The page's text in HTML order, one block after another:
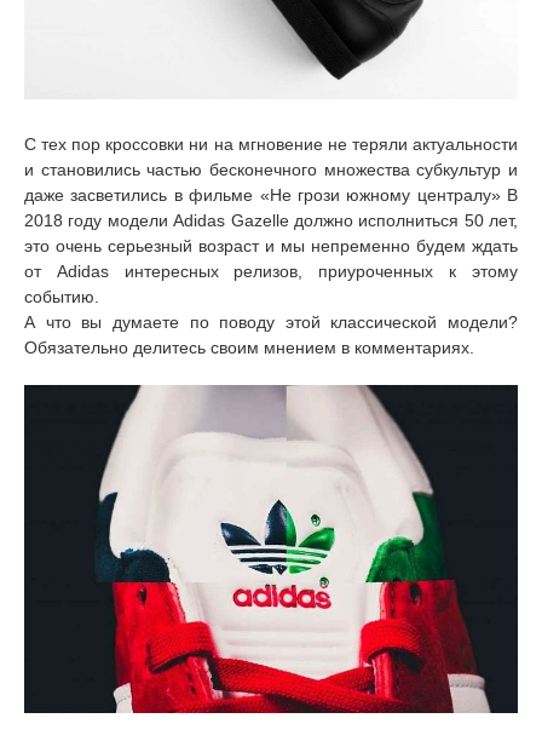
С тех пор кроссовки ни на мгновение не теряли актуальности
и становились частью бесконечного множества субкультур и
даже засветились в фильме «Не грози южному централу» В
2018 году модели Adidas Gazelle должно исполниться 50 лет,
это очень серьезный возраст и мы непременно будем ждать
от Adidas интересных релизов, приуроченных к этому
событию.
А что вы думаете по поводу этой классической модели?
Обязательно делитесь своим мнением в комментариях.